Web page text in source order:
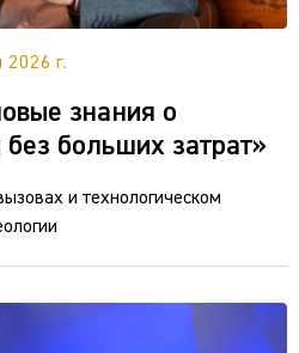
г.
знания о
больших затрат»
и технологическом